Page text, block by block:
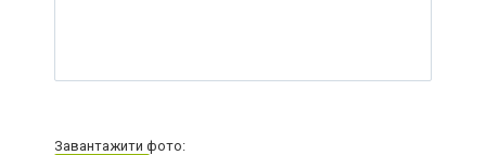
Завантажити фото: